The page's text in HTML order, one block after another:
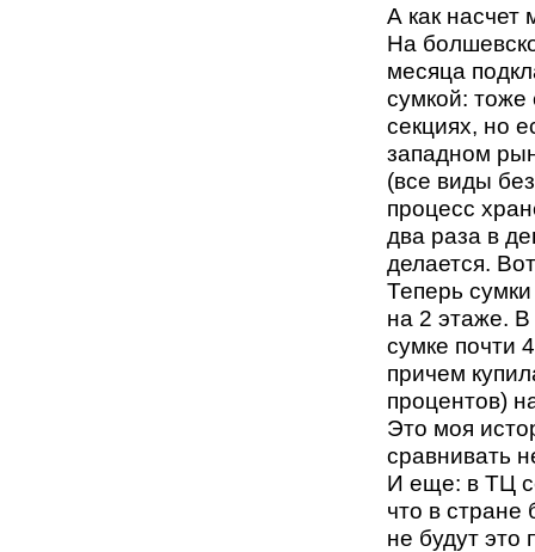
А как насчет
На
месяца
сумкой:
секциях, но
западном
(все виды
процесс
два раза в
делается.
Теперь
на 2 этаже.
сумке почти
причем
процентов)
Это моя
сравнивать
И еще: в ТЦ
что в
не будут это